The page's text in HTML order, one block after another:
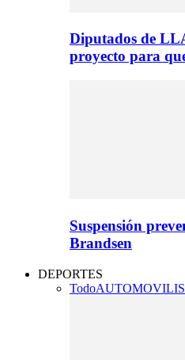
Diputados de
proyecto para
Suspensión
Brandsen
DEPORTES
Todo